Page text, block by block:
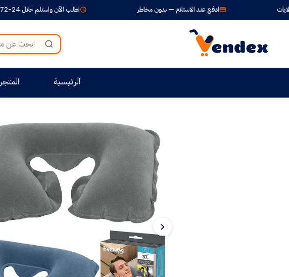
اطلب الآن واستلم خلال 24-72 ساعة ادفع عند الاستلام — بدون مخاطر
الرئيسية المتجر